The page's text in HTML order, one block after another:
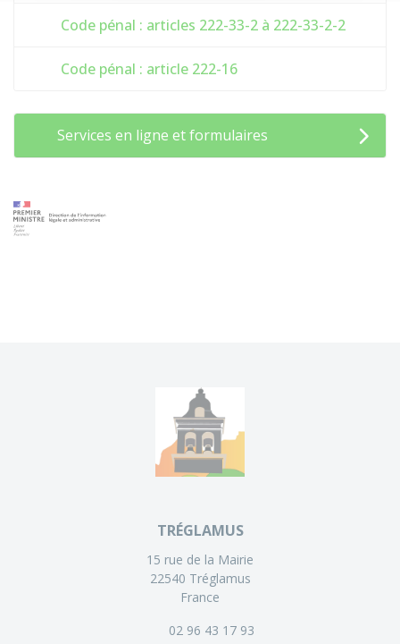
Code pénal : articles 222-33-2 à 222-33-2-2
Code pénal : article 222-16
Services en ligne et formulaires
TRÉGLAMUS
15 rue de la Mairie
22540 Tréglamus
France
02 96 43 17 93